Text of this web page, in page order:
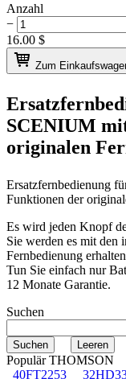
Anzahl
−
16.00 $
Zum
SCENIUM
originalen
Ersatzfernbedienung
Funktionen der
Es wird jeden Knopf
Sie werden es mit den
Fernbedienung
Tun Sie einfach nur
12 Monate Garantie.
Suchen
Populär THOMSON
40FT2253